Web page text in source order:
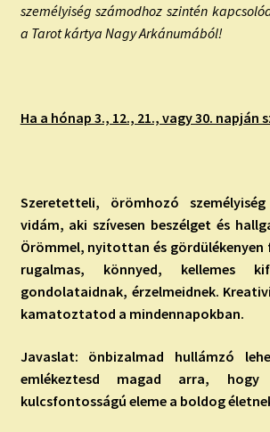
személyiség számodhoz szintén
a Tarot kártya Nagy Arkánumából!
Ha a hónap 3., 12., 21., vagy 30. napján
Szeretetteli, örömhozó
vidám, aki szívesen beszélget és
Örömmel, nyitottan és gördülékenyen
rugalmas, könnyed, kellemes
gondolataidnak, érzelmeidnek.
kamatoztatod a mindennapokban.
Javaslat: önbizalmad hullámzó
emlékeztesd magad arra, hogy
kulcsfontosságú eleme a boldog